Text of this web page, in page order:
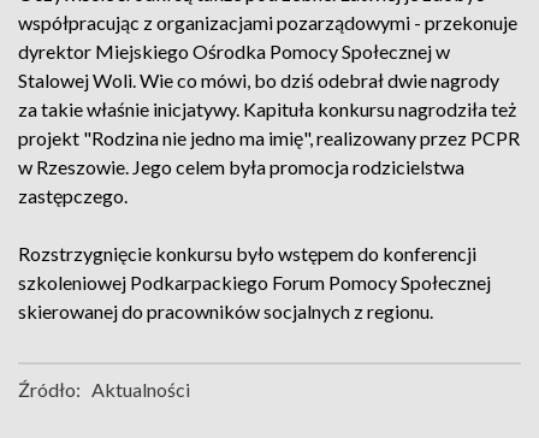
współpracując z organizacjami pozarządowymi - przekonuje
dyrektor Miejskiego Ośrodka Pomocy Społecznej w
Stalowej Woli. Wie co mówi, bo dziś odebrał dwie nagrody
za takie właśnie inicjatywy. Kapituła konkursu nagrodziła też
projekt "Rodzina nie jedno ma imię", realizowany przez PCPR
w Rzeszowie. Jego celem była promocja rodzicielstwa
zastępczego.
Rozstrzygnięcie konkursu było wstępem do konferencji
szkoleniowej Podkarpackiego Forum Pomocy Społecznej
skierowanej do pracowników socjalnych z regionu.
Źródło: Aktualności